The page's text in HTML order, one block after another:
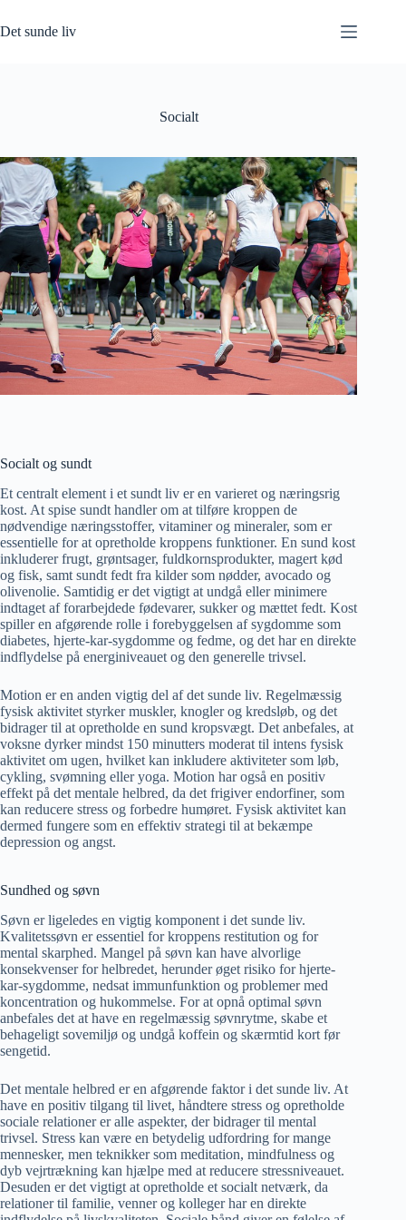
til
indhold
Det sunde liv
Socialt
Socialt og sundt
Et centralt element i et sundt liv er en varieret og næringsrig
kost. At spise sundt handler om at tilføre kroppen de
nødvendige næringsstoffer, vitaminer og mineraler, som er
essentielle for at opretholde kroppens funktioner. En sund kost
inkluderer frugt, grøntsager, fuldkornsprodukter, magert kød
og fisk, samt sundt fedt fra kilder som nødder, avocado og
olivenolie. Samtidig er det vigtigt at undgå eller minimere
indtaget af forarbejdede fødevarer, sukker og mættet fedt. Kost
spiller en afgørende rolle i forebyggelsen af sygdomme som
diabetes, hjerte-kar-sygdomme og fedme, og det har en direkte
indflydelse på energiniveauet og den generelle trivsel.
Motion er en anden vigtig del af det sunde liv. Regelmæssig
fysisk aktivitet styrker muskler, knogler og kredsløb, og det
bidrager til at opretholde en sund kropsvægt. Det anbefales, at
voksne dyrker mindst 150 minutters moderat til intens fysisk
aktivitet om ugen, hvilket kan inkludere aktiviteter som løb,
cykling, svømning eller yoga. Motion har også en positiv
effekt på det mentale helbred, da det frigiver endorfiner, som
kan reducere stress og forbedre humøret. Fysisk aktivitet kan
dermed fungere som en effektiv strategi til at bekæmpe
depression og angst.
Sundhed og søvn
Søvn er ligeledes en vigtig komponent i det sunde liv.
Kvalitetssøvn er essentiel for kroppens restitution og for
mental skarphed. Mangel på søvn kan have alvorlige
konsekvenser for helbredet, herunder øget risiko for hjerte-
kar-sygdomme, nedsat immunfunktion og problemer med
koncentration og hukommelse. For at opnå optimal søvn
anbefales det at have en regelmæssig søvnrytme, skabe et
behageligt sovemiljø og undgå koffein og skærmtid kort før
sengetid.
Det mentale helbred er en afgørende faktor i det sunde liv. At
have en positiv tilgang til livet, håndtere stress og opretholde
sociale relationer er alle aspekter, der bidrager til mental
trivsel. Stress kan være en betydelig udfordring for mange
mennesker, men teknikker som meditation, mindfulness og
dyb vejrtrækning kan hjælpe med at reducere stressniveauet.
Desuden er det vigtigt at opretholde et socialt netværk, da
relationer til familie, venner og kolleger har en direkte